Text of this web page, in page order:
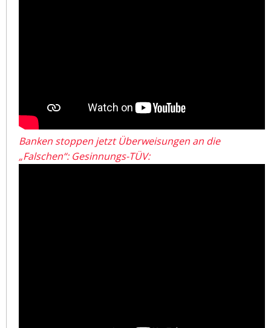
Banken stoppen jetzt Überweisungen an die
„Falschen“: Gesinnungs-TÜV: